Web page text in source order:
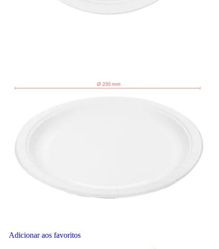
Adicionar aos favoritos